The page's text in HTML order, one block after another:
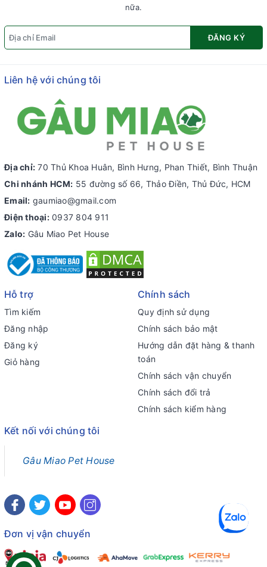
nữa.
ĐĂNG KÝ
Liên hệ với chúng tôi
Địa chỉ: 70 Thủ Khoa Huân, Bình Hưng, Phan Thiết, Bình Thuận
Chi nhánh HCM: 55 đường số 66, Thảo Điền, Thủ Đức, HCM
Email: gaumiao@gmail.com
Điện thoại: 0937 804 911
Zalo: Gâu Miao Pet House
Hỗ trợ
Tìm kiếm
Đăng nhập
Đăng ký
Giỏ hàng
Chính sách
Quy định sử dụng
Chính sách bảo mật
Hướng dẫn đặt hàng & thanh
toán
Chính sách vận chuyển
Chính sách đổi trả
Chính sách kiểm hàng
Kết nối với chúng tôi
Gâu Miao Pet House
Đơn vị vận chuyển